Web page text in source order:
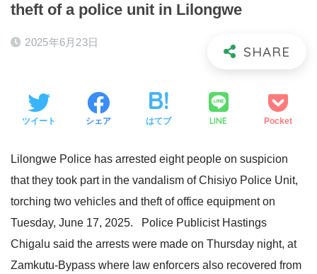
theft of a police unit in Lilongwe
2025年6月23日
ツイート シェア はてブ LINE Pocket
Lilongwe Police has arrested eight people on suspicion
that they took part in the vandalism of Chisiyo Police Unit,
torching two vehicles and theft of office equipment on
Tuesday, June 17, 2025. Police Publicist Hastings
Chigalu said the arrests were made on Thursday night, at
Zamkutu-Bypass where law enforcers also recovered from